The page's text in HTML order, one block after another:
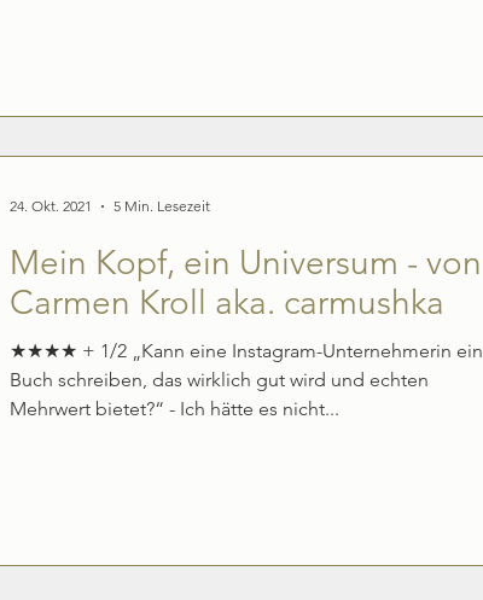
Mein Kopf, ein Universum - von
Carmen Kroll aka. carmushka
★★★★ + 1/2 „Kann eine Instagram-Unternehmerin ein
Buch schreiben, das wirklich gut wird und echten
Mehrwert bietet?“ - Ich hätte es nicht...
24. Okt. 2021 5 Min. Lesezeit